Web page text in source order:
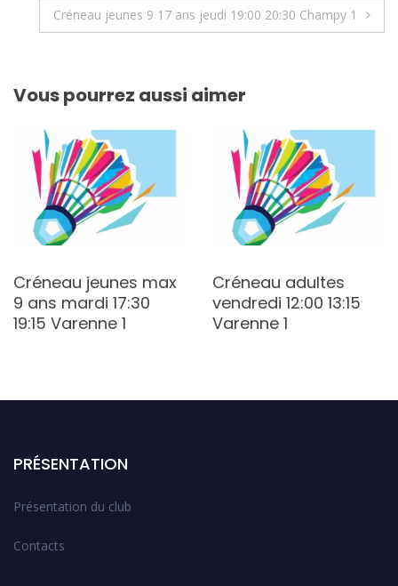
Créneau jeunes 9 17 ans jeudi 19:00 20:30 Champy 1
Vous pourrez aussi aimer
Créneau jeunes max
9 ans mardi 17:30
19:15 Varenne 1
Créneau adultes
vendredi 12:00 13:15
Varenne 1
PRÉSENTATION
Présentation du club
Contacts